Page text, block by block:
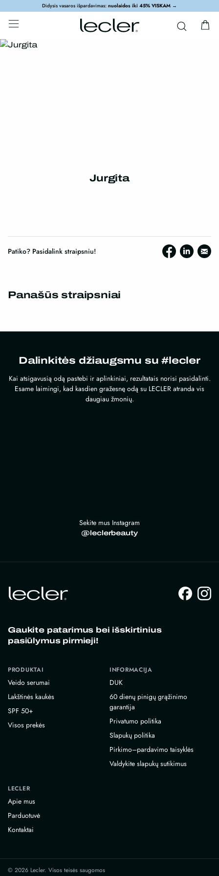
Didysis vasaros išpardavimas: nuolaidos iki 45% VISKAM →
Jurgita
Patiko? Pasidalink straipsniu!
Panašūs straipsniai
Dalinkitės džiaugsmu su #lecler
Kai atsigavusią odą pastebi ir aplinkiniai, rezultatais norisi pasidalinti.
Esame laimingi, kad kasdien gražesnę odą su LECLER atranda vis
daugiau žmonių.
Sekite mus Instagram
@leclerbeauty
Gaukite patarimus bei išskirtinius
pasiūlymus pirmieji!
PRODUKTAI
Veido serumai
Lakštinės kaukės
SPF 50+
Visos prekės
LECLER
Apie mus
Parduotuvė
Kontaktai
INFORMACIJA
DUK
60 dienų pinigų grąžinimo
garantija
Privatumo politika
Slapukų politika
Pirkimo–pardavimo taisyklės
Valdykite slapukų sutikimus
© 2026 Lecler. Visos teisės saugomos